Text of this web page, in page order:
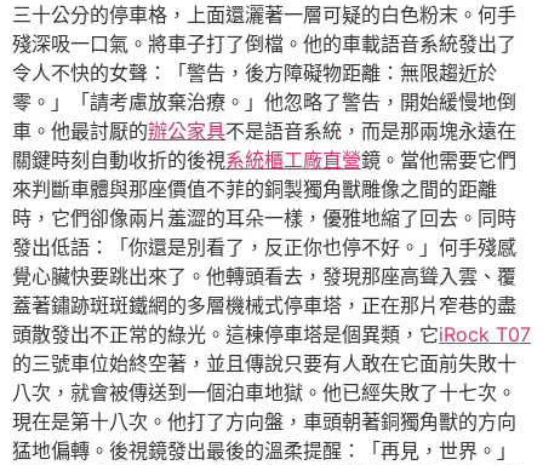
三十公分的停車格，上面還灑著一層可疑的白色粉末。何手
殘深吸一口氣。將車子打了倒檔。他的車載語音系統發出了
令人不快的女聲：「警告，後方障礙物距離：無限趨近於
零。」「請考慮放棄治療。」他忽略了警告，開始緩慢地倒
車。他最討厭的辦公家具不是語音系統，而是那兩塊永遠在
關鍵時刻自動收折的後視系統櫃工廠直營鏡。當他需要它們
來判斷車體與那座價值不菲的銅製獨角獸雕像之間的距離
時，它們卻像兩片羞澀的耳朵一樣，優雅地縮了回去。同時
發出低語：「你還是別看了，反正你也停不好。」何手殘感
覺心臟快要跳出來了。他轉頭看去，發現那座高聳入雲、覆
蓋著鏽跡斑斑鐵網的多層機械式停車塔，正在那片窄巷的盡
頭散發出不正常的綠光。這棟停車塔是個異類，它iRock T07
的三號車位始終空著，並且傳說只要有人敢在它面前失敗十
八次，就會被傳送到一個泊車地獄。他已經失敗了十七次。
現在是第十八次。他打了方向盤，車頭朝著銅獨角獸的方向
猛地偏轉。後視鏡發出最後的溫柔提醒：「再見，世界。」